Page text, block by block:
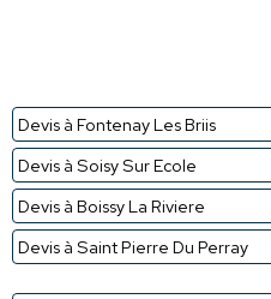
Devis à Fontenay Les Briis
Devis à Soisy Sur Ecole
Devis à Boissy La Riviere
Devis à Saint Pierre Du Perray